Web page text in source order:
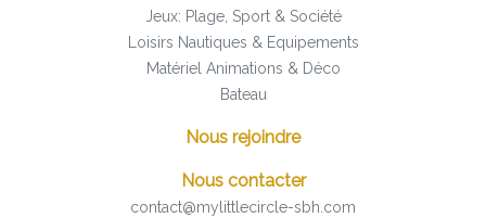
Jeux: Plage, Sport & Société
Loisirs Nautiques & Equipements
Matériel Animations & Déco
Bateau
Nous rejoindre
Nous contacter
contact@mylittlecircle-sbh.com